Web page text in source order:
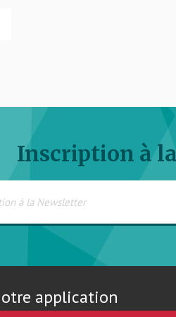
Inscription à
application